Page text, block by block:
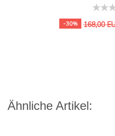
-30% 168,00
Ähnliche Artikel: